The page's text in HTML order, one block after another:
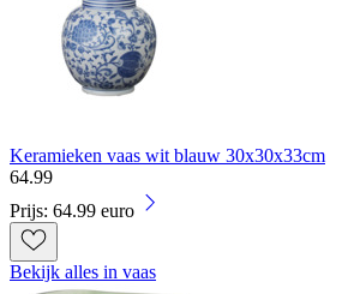
Keramieken vaas wit blauw 30x30x33cm
64.99
Prijs: 64.99 euro
Bekijk alles in vaas